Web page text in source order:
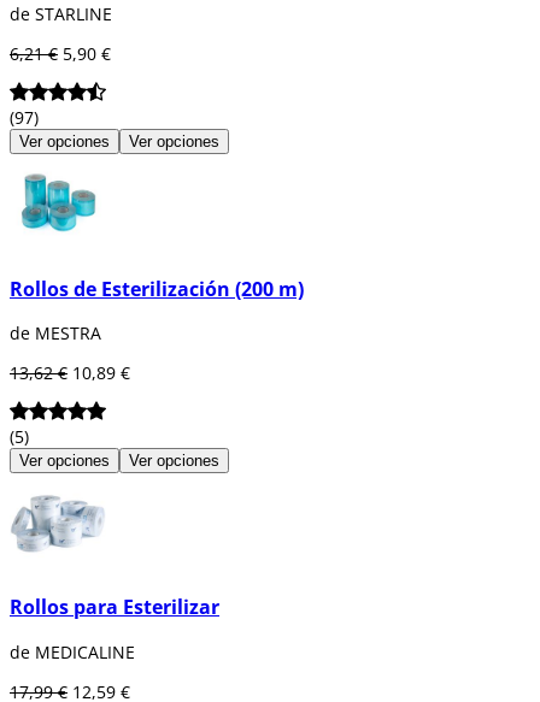
de STARLINE
6,21 € 5,90 €
(97)
Ver opciones Ver opciones
Rollos de Esterilización (200 m)
de MESTRA
13,62 € 10,89 €
(5)
Ver opciones Ver opciones
Rollos para Esterilizar
de MEDICALINE
17,99 € 12,59 €